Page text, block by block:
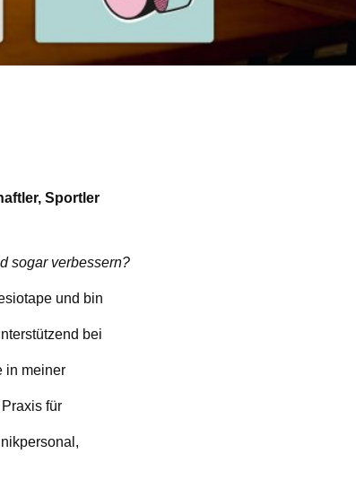
Sportler
sogar verbessern?
und bin
bei
in meiner
für